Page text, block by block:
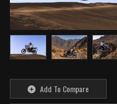
Add To Compare